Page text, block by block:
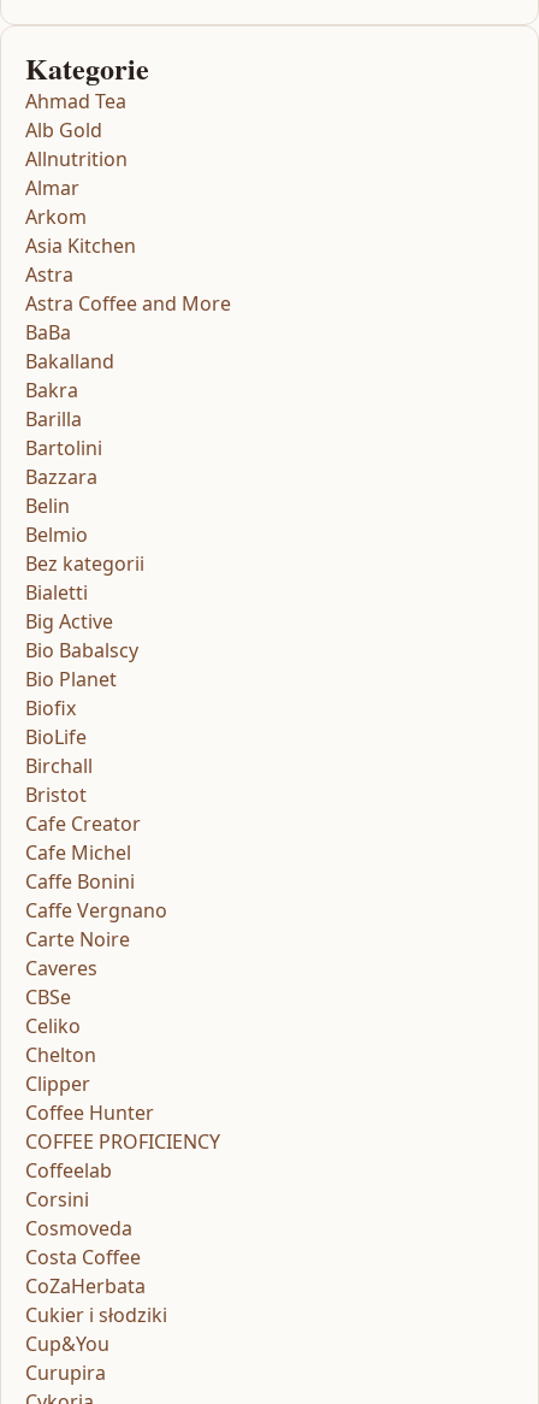
Kategorie
Ahmad Tea
Alb Gold
Allnutrition
Almar
Arkom
Asia Kitchen
Astra
Astra Coffee and More
BaBa
Bakalland
Bakra
Barilla
Bartolini
Bazzara
Belin
Belmio
Bez kategorii
Bialetti
Big Active
Bio Babalscy
Bio Planet
Biofix
BioLife
Birchall
Bristot
Cafe Creator
Cafe Michel
Caffe Bonini
Caffe Vergnano
Carte Noire
Caveres
CBSe
Celiko
Chelton
Clipper
Coffee Hunter
COFFEE PROFICIENCY
Coffeelab
Corsini
Cosmoveda
Costa Coffee
CoZaHerbata
Cukier i słodziki
Cup&You
Curupira